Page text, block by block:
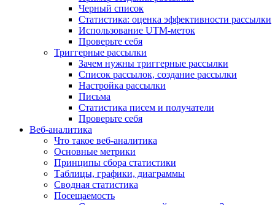
Черный список
Статистика: оценка эффективности рассылки
Использование UTM-меток
Проверьте себя
Триггерные рассылки
Зачем нужны триггерные рассылки
Список рассылок, создание рассылки
Настройка рассылки
Письма
Статистика писем и получатели
Проверьте себя
Веб-аналитика
Что такое веб-аналитика
Основные метрики
Принципы сбора статистики
Таблицы, графики, диаграммы
Сводная статистика
Посещаемость